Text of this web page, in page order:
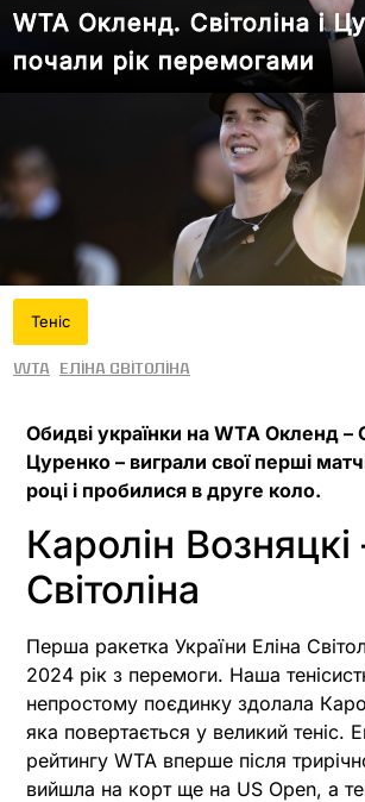
WTA Окленд. Світоліна і
почали рік перемогами
Теніс
WTA Еліна Світоліна
Обидві українки на WTA Окленд –
Цуренко – виграли свої перші
році і пробилися в друге коло.
Каролін Возняцкі
Світоліна
Перша ракетка України Еліна
2024 рік з перемоги. Наша
непростому поєдинку здолала
яка повертається у великий теніс.
рейтингу WTA вперше після
вийшла на корт ще на US Open, а